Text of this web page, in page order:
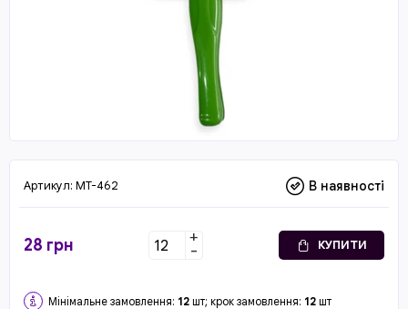
Артикул: MT-462 В наявності
28 грн +
- КУПИТИ
Мінімальне замовлення: 12 шт; крок замовлення: 12 шт